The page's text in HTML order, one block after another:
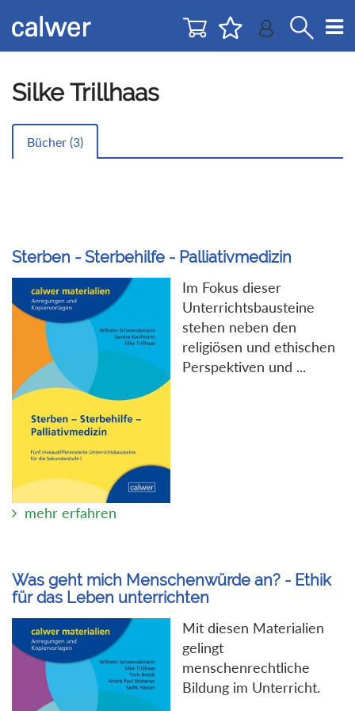
zur
Navigation
zum
Inhalt
Silke Trillhaas
Bücher (3)
Sterben - Sterbehilfe - Palliativmedizin
Im Fokus dieser
Unterrichtsbausteine
stehen neben den
religiösen und ethischen
Perspektiven und ...
mehr erfahren
Was geht mich Menschenwürde an? - Ethik
für das Leben unterrichten
Mit diesen Materialien
gelingt
menschenrechtliche
Bildung im Unterricht.